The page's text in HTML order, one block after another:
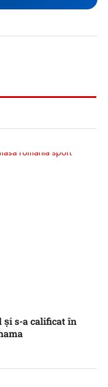
și s-a calificat în